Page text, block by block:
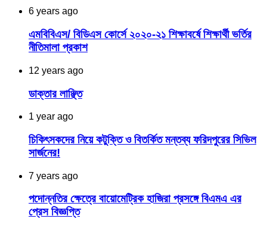
6 years ago
এমবিবিএস/ বিডিএস কোর্সে ২০২০-২১ শিক্ষাবর্ষে শিক্ষার্থী ভর্তির
নীতিমালা প্রকাশ
12 years ago
ডাক্তার লাঞ্ছিত
1 year ago
চিকিৎসকদের নিয়ে কটুক্তি ও বিতর্কিত মন্তব্য ফরিদপুরের সিভিল
সার্জনের!
7 years ago
পদোন্নতির ক্ষেত্রে বায়োমেট্রিক হাজিরা প্রসঙ্গে বিএমএ এর
প্রেস বিজ্ঞপ্তি